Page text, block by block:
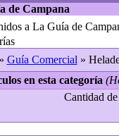
de Campana
a La Guía de
Guía Comercial »
en esta categoría
Cantidad